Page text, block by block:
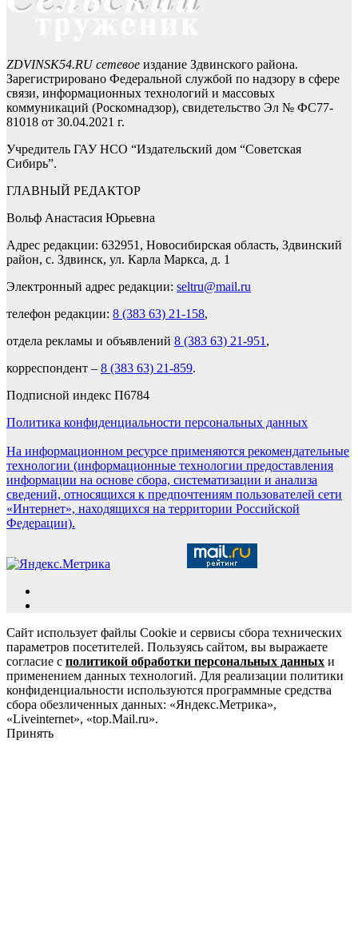
ZDVINSK54.RU сетевое издание Здвинского района.
Зарегистрировано Федеральной службой по надзору в сфере
связи, информационных технологий и массовых
коммуникаций (Роскомнадзор), свидетельство Эл № ФС77-
81018 от 30.04.2021 г.
Учредитель ГАУ НСО “Издательский дом “Советская
Сибирь”.
ГЛАВНЫЙ РЕДАКТОР
Вольф Анастасия Юрьевна
Адрес редакции: 632951, Новосибирская область, Здвинский
район, с. Здвинск, ул. Карла Маркса, д. 1
Электронный адрес редакции: seltru@mail.ru
телефон редакции: 8 (383 63) 21-158,
отдела рекламы и объявлений 8 (383 63) 21-951 ,
корреспондент – 8 (383 63) 21-859.
Подписной индекс П6784
Политика конфиденциальности персональных данных
На информационном ресурсе применяются рекомендательные
технологии (информационные технологии предоставления
информации на основе сбора, систематизации и анализа
сведений, относящихся к предпочтениям пользователей сети
«Интернет», находящихся на территории Российской
Федерации).
Сайт использует файлы Cookie и сервисы сбора технических
параметров посетителей. Пользуясь сайтом, вы выражаете
согласие с политикой обработки персональных данных и
применением данных технологий. Для реализации политики
конфиденциальности используются программные средства
сбора обезличенных данных: «Яндекс.Метрика»,
«Liveinternet», «top.Mail.ru».
Принять